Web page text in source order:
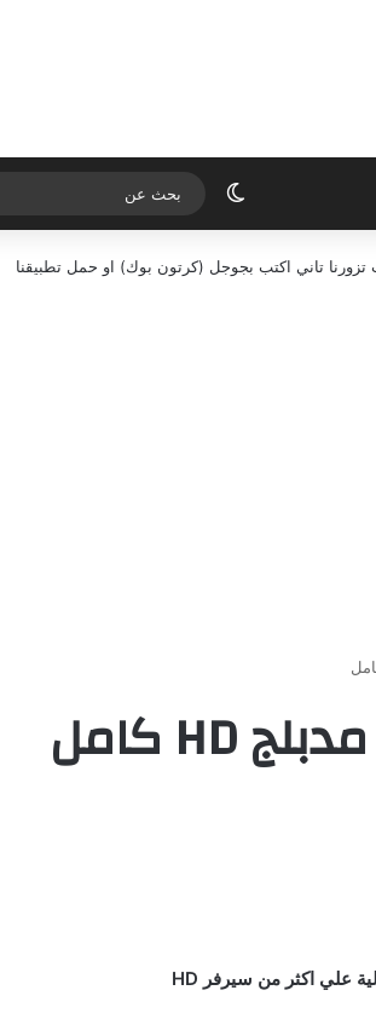
الوضع المظلم
تاني اكتب بجوجل (كرتون بوك) او حمل تطبيقنا